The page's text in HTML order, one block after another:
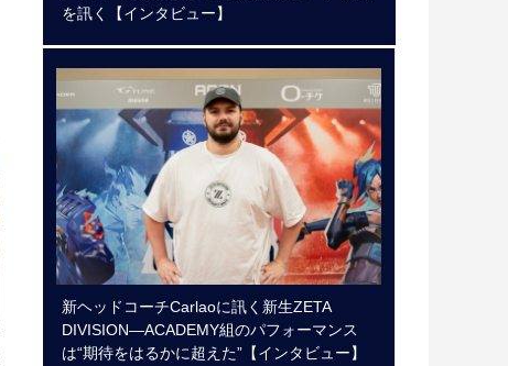
を訊く【インタビュー】
新ヘッドコーチCarlaoに訊く新生ZETA
DIVISION―ACADEMY組のパフォーマンス
は“期待をはるかに超えた”【インタビュー】